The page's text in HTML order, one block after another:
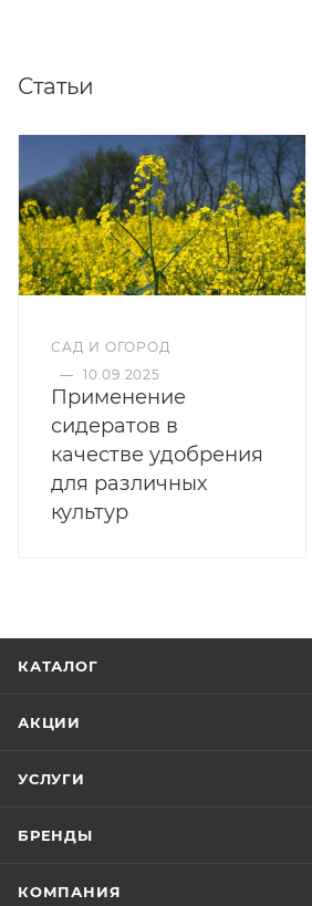
Статьи
САД И ОГОРОД
— 10.09.2025
Применение
сидератов в
качестве удобрения
для различных
культур
КАТАЛОГ
АКЦИИ
УСЛУГИ
БРЕНДЫ
КОМПАНИЯ